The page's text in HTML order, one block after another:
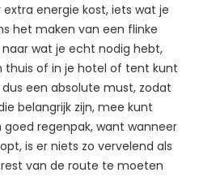
energie kost, iets wat je
het maken van een flinke
naar wat je echt nodig hebt,
thuis of in je hotel of tent kunt
een absolute must, zodat
belangrijk zijn, mee kunt
regenpak, want wanneer
is er niets zo vervelend als
van de route te moeten